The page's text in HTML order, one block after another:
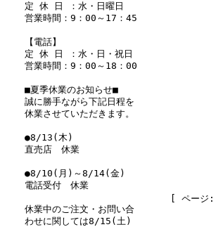
定 休 日 ：水・日曜日
営業時間：9：00～17：45
【電話】
定 休 日 ：水・日・祝日
営業時間：9：00～18：00
■夏季休業のお知らせ■
誠に勝手ながら下記日程を
休業させていただきます。
●8/13(木)
直売店 休業
●8/10(月)～8/14(金)
電話受付 休業
休業中のご注文・お問い合
わせに関しては8/15(土)
[ ページ: